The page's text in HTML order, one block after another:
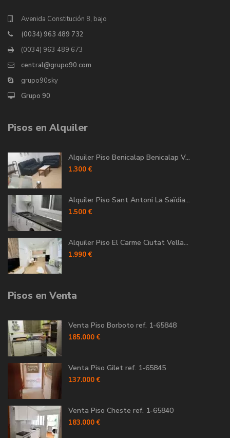
Avenida Constitución 8, bajo
(0034) 963 489 732
(0034) 963 489 673
central@grupo90.com
grupo90sky
Grupo 90
Pisos en Alquiler
Alquiler Piso Benicalap Benicalap V...
1.300 €
Alquiler Piso Sant Antoni La Saïdia...
1.500 €
Alquiler Piso El Carme Ciutat Vella...
1.990 €
Pisos en Venta
Venta Piso Borboto ref. 1-65848
185.000 €
Venta Piso Gilet ref. 1-65845
137.000 €
Venta Piso Cheste ref. 1-65840
183.000 €